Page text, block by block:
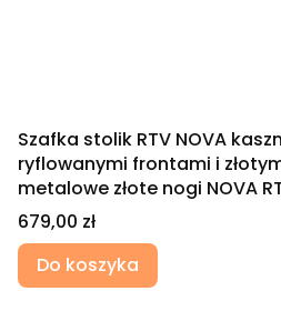
Szafka stolik RTV NOVA
ryflowanymi frontami i
metalowe złote nogi NOVA
Cena
679,00 zł
Do koszyka